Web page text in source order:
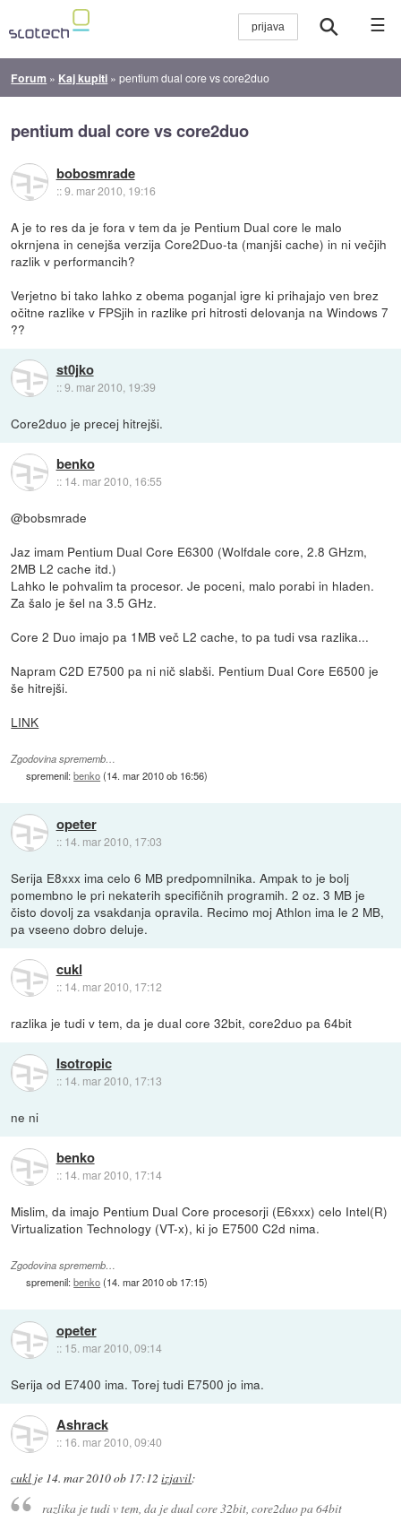
☰
Forum » Kaj kupiti »pentium dual core vs core2duo
pentium dual core vs core2duo
bobosmrade
::9. mar 2010, 19:16
A je to res da je fora v tem da je Pentium Dual core le malo
okrnjena in cenejša verzija Core2Duo-ta (manjši cache) in ni večjih
razlik v performancih?
Verjetno bi tako lahko z obema poganjal igre ki prihajajo ven brez
očitne razlike v FPSjih in razlike pri hitrosti delovanja na Windows 7
??
st0jko
::9. mar 2010, 19:39
Core2duo je precej hitrejši.
benko
:: 14. mar 2010, 16:55
@bobsmrade
Jaz imam Pentium Dual Core E6300 (Wolfdale core, 2.8 GHzm,
2MB L2 cache itd.)
Lahko le pohvalim ta procesor. Je poceni, malo porabi in hladen.
Za šalo je šel na 3.5 GHz.
Core 2 Duo imajo pa 1MB več L2 cache, to pa tudi vsa razlika...
Napram C2D E7500 pa ni nič slabši. Pentium Dual Core E6500 je
še hitrejši.
LINK
Zgodovina sprememb…
spremenil:benko(14. mar 2010 ob 16:56)
opeter
:: 14. mar 2010, 17:03
Serija E8xxx ima celo 6 MB predpomnilnika. Ampak to je bolj
pomembno le pri nekaterih specifičnih programih. 2 oz. 3 MB je
čisto dovolj za vsakdanja opravila. Recimo moj Athlon ima le 2 MB,
pa vseeno dobro deluje.
cukl
:: 14. mar 2010, 17:12
razlika je tudi v tem, da je dual core 32bit, core2duo pa 64bit
Isotropic
:: 14. mar 2010, 17:13
ne ni
benko
:: 14. mar 2010, 17:14
Mislim, da imajo Pentium Dual Core procesorji (E6xxx) celo Intel(R)
Virtualization Technology (VT-x), ki jo E7500 C2d nima.
Zgodovina sprememb…
spremenil:benko(14. mar 2010 ob 17:15)
opeter
:: 15. mar 2010, 09:14
Serija od E7400 ima. Torej tudi E7500 jo ima.
Ashrack
:: 16. mar 2010, 09:40
cukl je 14. mar 2010 ob 17:12 izjavil:
razlika je tudi v tem, da je dual core 32bit, core2duo pa 64bit